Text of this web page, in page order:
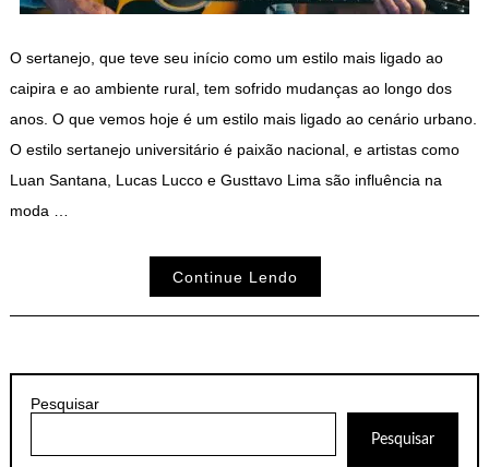
O sertanejo, que teve seu início como um estilo mais ligado ao
caipira e ao ambiente rural, tem sofrido mudanças ao longo dos
anos. O que vemos hoje é um estilo mais ligado ao cenário urbano.
O estilo sertanejo universitário é paixão nacional, e artistas como
Luan Santana, Lucas Lucco e Gusttavo Lima são influência na
moda …
Continue Lendo
Pesquisar
Pesquisar